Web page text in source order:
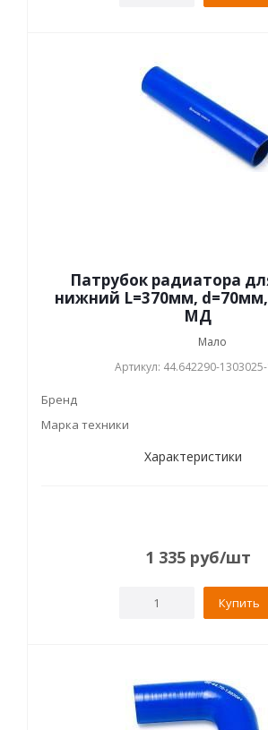
Патрубок радиатора
нижний L=370мм,
МД
Мало
Артикул: 44.642290-
Бренд
Марка техники
Характеристики
1 335руб/шт
Купить